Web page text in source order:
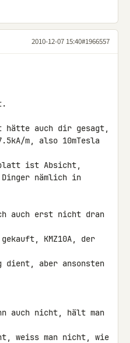
2010-12-07 15:40#1966557
auch dir gesagt,
m, also 10mTesla
ist Absicht,
Dinger nämlich in
auch erst nicht dran
KMZ10A, der
dient, aber ansonsten
auch nicht, hält man
weiss man nicht, wie